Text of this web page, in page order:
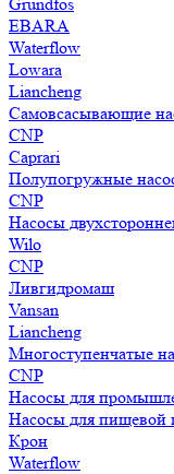
EBARA
Waterflow
Lowara
Liancheng
Самовсасывающие
CNP
Caprari
Полупогружные
CNP
Насосы
Wilo
CNP
Ливгидромаш
Vansan
Liancheng
Многоступенчатые
CNP
Насосы для
Насосы для
Крон
Waterflow